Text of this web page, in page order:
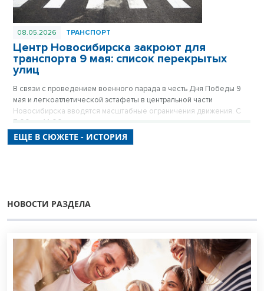
08.05.2026 ТРАНСПОРТ
Центр Новосибирска закроют для
транспорта 9 мая: список перекрытых
улиц
В связи с проведением военного парада в честь Дня Победы 9
мая и легкоатлетической эстафеты в центральной части
Новосибирска вводятся масштабные ограничения движения. С
7:00 до 14:00 десятки улиц станут пешеходными, а стоянка
транспорта на них будет полностью запрещена. Городские власти
просят автомобилистов заранее планировать маршруты и
ЕЩЕ В СЮЖЕТЕ - ИСТОРИЯ
НОВОСТИ РАЗДЕЛА